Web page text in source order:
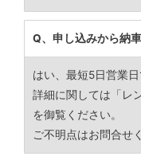
Q、申し込みから納
はい、最短5日営業
詳細に関しては「レ
を御覧ください。
ご不明点はお問合せ